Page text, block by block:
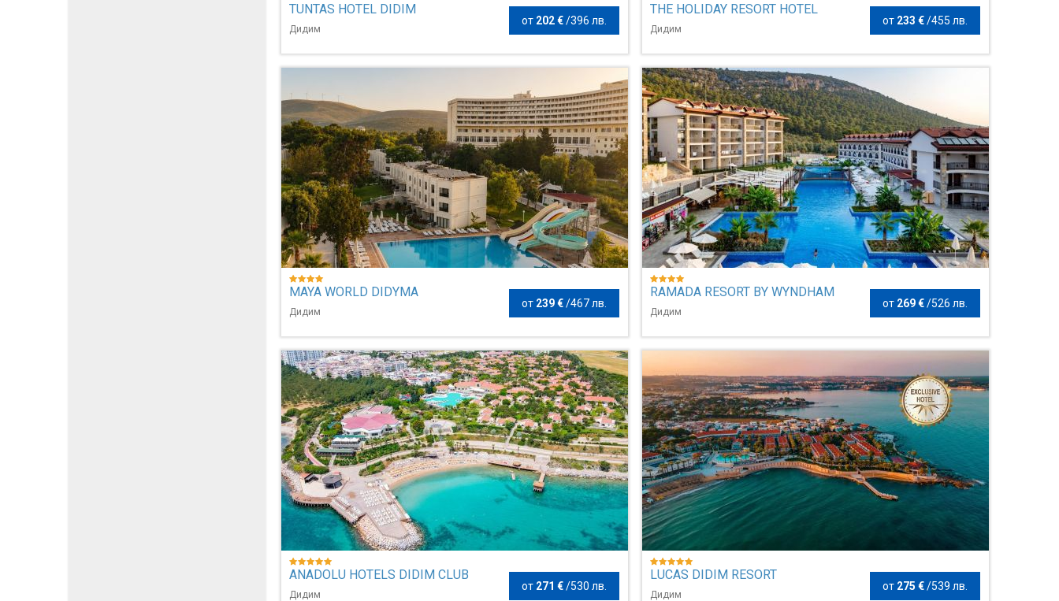
TUNTAS HOTEL DIDIM
Дидим
от 202 € /396 лв.
THE HOLIDAY RESORT HOTEL
Дидим
от 233 € /455 лв.
MAYA WORLD DIDYMA
Дидим
от 239 € /467 лв.
RAMADA RESORT BY WYNDHAM
AKBUK
Дидим
от 269 € / 526 лв.
ANADOLU HOTELS DIDIM CLUB
Дидим
от 271 € / 530 лв.
LUCAS DIDIM RESORT
Дидим
от 275 € / 539 лв.